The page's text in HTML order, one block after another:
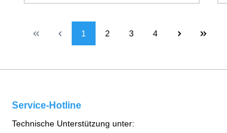
1 2 3 4
Service-Hotline
Technische Unterstützung unter: